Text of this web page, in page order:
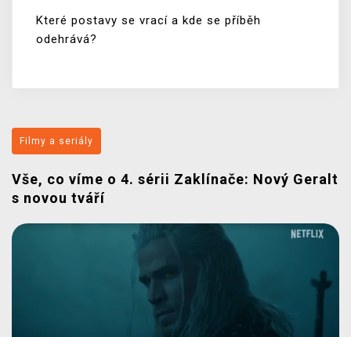
Které postavy se vrací a kde se příběh
odehrává?
Filmy a seriály
Vše, co víme o 4. sérii Zaklínače: Nový Geralt
s novou tváří